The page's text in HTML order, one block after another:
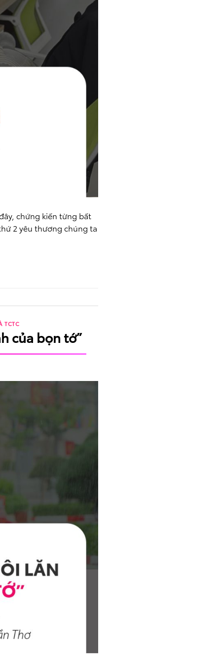
chứng kiến từng bất
2 yêu thương chúng ta
TCTC
của bọn tớ”